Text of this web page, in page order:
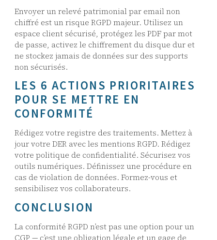
Envoyer un relevé patrimonial par email non
chiffré est un risque RGPD majeur. Utilisez un
espace client sécurisé, protégez les PDF par mot
de passe, activez le chiffrement du disque dur et
ne stockez jamais de données sur des supports
non sécurisés.
LES 6 ACTIONS PRIORITAIRES
POUR SE METTRE EN
CONFORMITÉ
Rédigez votre registre des traitements. Mettez à
jour votre DER avec les mentions RGPD. Rédigez
votre politique de confidentialité. Sécurisez vos
outils numériques. Définissez une procédure en
cas de violation de données. Formez-vous et
sensibilisez vos collaborateurs.
CONCLUSION
La conformité RGPD n’est pas une option pour un
CGP — c’est une obligation légale et un gage de